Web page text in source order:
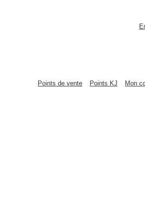
Points de vente Points KJ Mon